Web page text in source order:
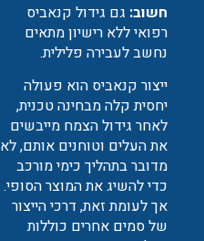
חשוב: גם גידול קנאביס
רפואי ללא רישיון מתאים
נחשב לעבירה פלילית.
ייצור קנאביס הוא פעולה
יחסית קלה מבחינה טכנית,
לאחר גידול הצמח מייבשים
את העלים וטוחנים אותם, לא
מדובר בתהליך כימי מורכב
כדי להשיג את המוצר הסופי.
אך לעומת זאת, דרכי הייצור
של סמים אחרים כוללות